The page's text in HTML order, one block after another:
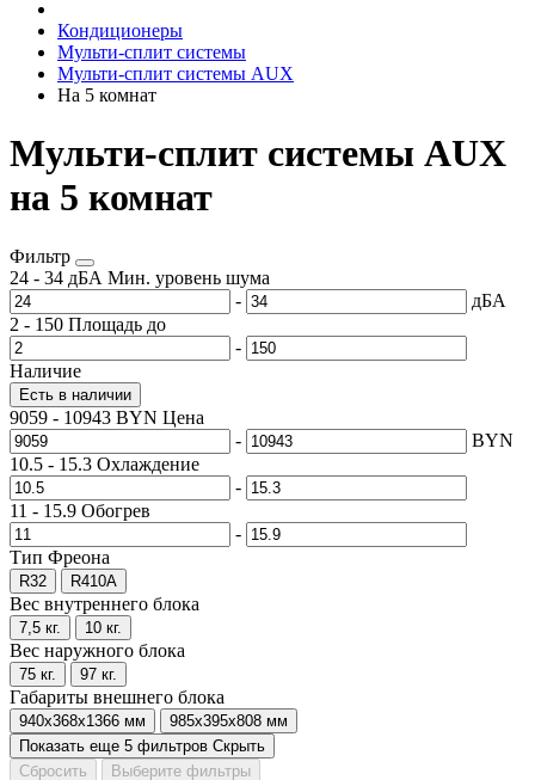
Кондиционеры
Мульти-сплит системы
Мульти-сплит системы AUX
На 5 комнат
Мульти-сплит системы AUX
на 5 комнат
Фильтр
24 - 34 дБА Мин. уровень шума
-
дБА
2 - 150 Площадь до
-
Наличие
Есть в наличии
9059 - 10943 BYN Цена
-
BYN
10.5 - 15.3 Охлаждение
-
11 - 15.9 Обогрев
-
Тип Фреона
R32 R410A
Вес внутреннего блока
7,5 кг. 10 кг.
Вес наружного блока
75 кг. 97 кг.
Габариты внешнего блока
940x368x1366 мм
985x395x808 мм
Показать еще 5 фильтров Скрыть
Сбросить
Выберите фильтры